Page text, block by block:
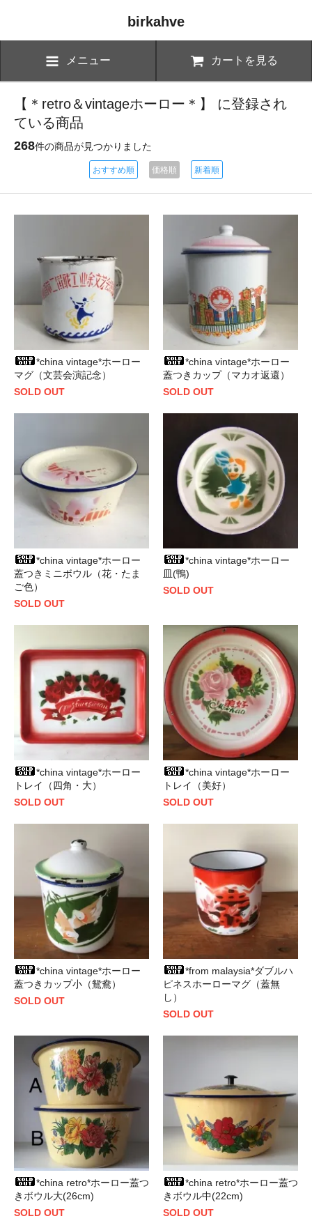
birkahve
メニュー カートを見る
【＊retro＆vintageホーロー＊】 に登録され
ている商品
268件の商品が見つかりました
おすすめ順 価格順 新着順
*china vintage*ホーロー
マグ（文芸会演記念）
SOLD OUT
*china vintage*ホーロー
蓋つきカップ（マカオ返還）
SOLD OUT
*china vintage*ホーロー
蓋つきミニボウル（花・たま
ご色）
SOLD OUT
*china vintage*ホーロー
皿(鴨)
SOLD OUT
*china vintage*ホーロー
トレイ（四角・大）
SOLD OUT
*china vintage*ホーロー
トレイ（美好）
SOLD OUT
*china vintage*ホーロー
蓋つきカップ小（鴛鴦）
SOLD OUT
*from malaysia*ダブルハ
ピネスホーローマグ（蓋無
し）
SOLD OUT
*china retro*ホーロー蓋つ
きボウル大(26cm)
SOLD OUT
*china retro*ホーロー蓋つ
きボウル中(22cm)
SOLD OUT